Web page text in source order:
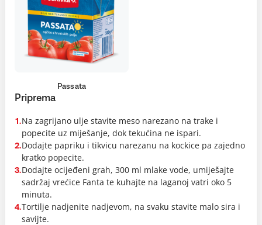
Passata
Priprema
1.Na zagrijano ulje stavite meso narezano na trake i
popecite uz miješanje, dok tekućina ne ispari.
2.Dodajte papriku i tikvicu narezanu na kockice pa zajedno
kratko popecite.
3.Dodajte ocijeđeni grah, 300 ml mlake vode, umiješajte
sadržaj vrećice Fanta te kuhajte na laganoj vatri oko 5
minuta.
4.Tortilje nadjenite nadjevom, na svaku stavite malo sira i
savijte.